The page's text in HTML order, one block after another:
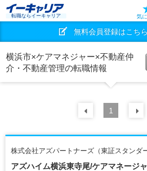
転職ならイーキャリア 気
無料会員登録はこち
横浜市×ケアマネジャー×不動産仲
介・不動産管理の転職情報
前の 件
1
株式会社アズパートナーズ（東証スタンダ
アズハイム横浜東寺尾/ケアマネージ